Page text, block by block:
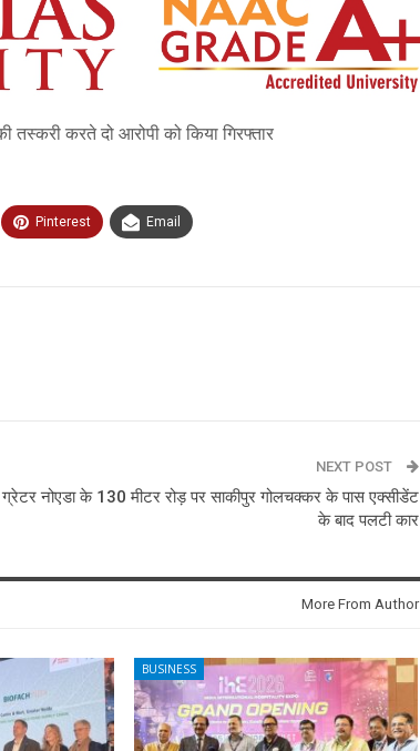
तस्करी करते दो आरोपी को किया गिरफ्तार
Pinterest Email
NEXT POST
ग्रेटर नोएडा के 130 मीटर रोड़ पर साकीपुर गोलचक्कर के पास एक्सीडेंट
के बाद पलटी कार
More From Author
BUSINESS